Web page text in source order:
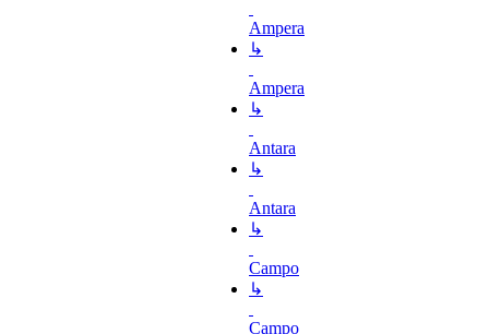
Ampera
↳
Ampera
↳
Antara
↳
Antara
↳
Campo
↳
Campo